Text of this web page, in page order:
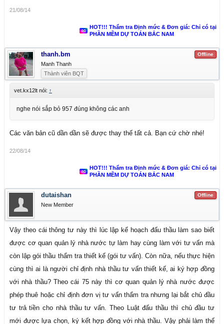
21/08/14
HOT!!! Thẩm tra Định mức & Đơn giá: Chỉ có tại
PHẦN MỀM DỰ TOÁN BẮC NAM
Offline
thanh.bm
Manh Thanh
Thành viên BQT
vet.kx12lt nói: ↑
nghe nói sắp bỏ 957 đúng không các anh
Các văn bản cũ dần dần sẽ được thay thế tất cả. Bạn cứ chờ nhé!
22/08/14
HOT!!! Thẩm tra Định mức & Đơn giá: Chỉ có tại
PHẦN MỀM DỰ TOÁN BẮC NAM
Offline
dutaishan
New Member
Vậy theo cái thông tư này thì lúc lập kế hoạch đấu thầu làm sao biết
được cơ quan quản lý nhà nước tự làm hay cùng làm với tư vấn mà
còn lập gói thầu thẩm tra thiết kế (gói tư vấn). Còn nữa, nếu thực hiện
cùng thì ai là người chỉ định nhà thầu tư vấn thiết kế, ai ký hợp đồng
với nhà thầu? Theo cái 75 này thì cơ quan quản lý nhà nước được
phép thuê hoặc chỉ định đơn vị tư vấn thẩm tra nhưng lại bắt chủ đầu
tư trả tiền cho nhà thầu tư vấn. Theo Luật đấu thầu thì chủ đầu tư
mới được lựa chọn, ký kết hợp đồng với nhà thầu. Vậy phải làm thế